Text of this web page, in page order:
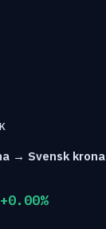
→ Svensk krona
+0.00%